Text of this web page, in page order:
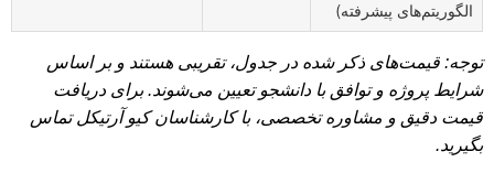
الگوریتم‌های پیشرفته)
توجه: قیمت‌های ذکر شده در جدول، تقریبی هستند و بر اساس
شرایط پروژه و توافق با دانشجو تعیین می‌شوند. برای دریافت
قیمت دقیق و مشاوره تخصصی، با کارشناسان کیو آرتیکل تماس
بگیرید.